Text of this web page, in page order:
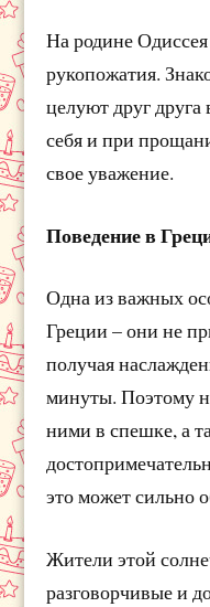
На родине
рукопожатия.
целуют друг
себя и при
свое уважение.
Поведение в
Одна из важных
Греции – они не
получая
минуты. Поэтому
ними в спешке, а
это может сильно
Жители этой
разговорчивые и